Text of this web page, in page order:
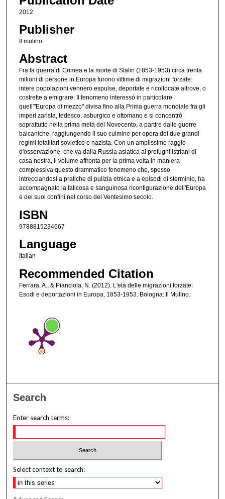
2012
Publisher
Il mulino
Abstract
Fra la guerra di Crimea e la morte di Stalin (1853-1953) circa trenta
milioni di persone in Europa furono vittime di migrazioni forzate:
intere popolazioni vennero espulse, deportate e ricollocate altrove, o
costrette a emigrare. Il fenomeno interessò in particolare
quell'"Europa di mezzo" divisa fino alla Prima guerra mondiale fra gli
imperi zarista, tedesco, asburgico e ottomano e si concentrò
soprattutto nella prima metà del Novecento, a partire dalle guerre
balcaniche, raggiungendo il suo culmine per opera dei due grandi
regimi totalitari sovietico e nazista. Con un amplissimo raggio
d'osservazione, che va dalla Russia asiatica ai profughi istriani di
casa nostra, il volume affronta per la prima volta in maniera
complessiva questo drammatico fenomeno che, spesso
intrecciandosi a pratiche di pulizia etnica e a episodi di sterminio, ha
accompagnato la faticosa e sanguinosa riconfigurazione dell'Europa
e dei suoi confini nel corso del Ventesimo secolo.
ISBN
9788815234667
Language
Italian
Recommended Citation
Ferrara, A., & Pianciola, N. (2012). L'età delle migrazioni forzate:
Esodi e deportazioni in Europa, 1853-1953. Bologna: Il Mulino.
Search
Enter search terms:
Select context to search: